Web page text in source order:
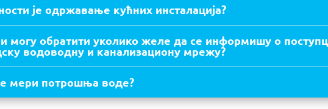
је одржавање кућних инсталација?
могу обратити уколико желе да се информишу о
водоводну и канализациону мрежу?
мери потрошња воде?